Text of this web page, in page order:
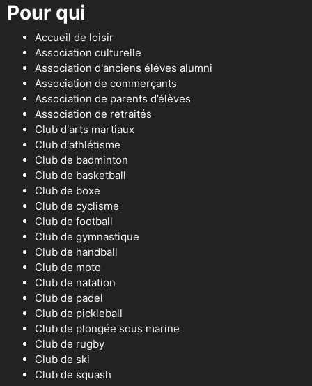
Pour qui
Accueil de loisir
Association culturelle
Association d'anciens éléves alumni
Association de commerçants
Association de parents d’élèves
Association de retraités
Club d'arts martiaux
Club d'athlétisme
Club de badminton
Club de basketball
Club de boxe
Club de cyclisme
Club de football
Club de gymnastique
Club de handball
Club de moto
Club de natation
Club de padel
Club de pickleball
Club de plongée sous marine
Club de rugby
Club de ski
Club de squash